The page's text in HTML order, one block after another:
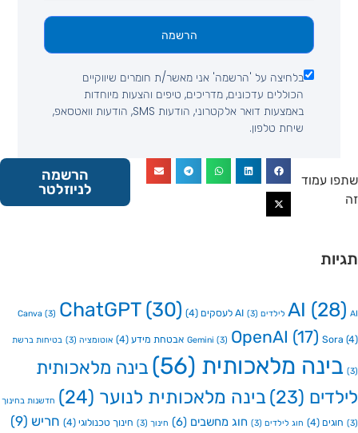
בלחיצה על 'הרשמה' אני מאשר/ת חומרים שיווקיים
הכוללים עדכונים, מדריכים, טיפים והצעות מיוחדות
באמצעות דואר אלקטרוני, הודעות SMS, הודעות וואטסאפ,
שיחת טלפון.
הרשמה
עמוד
הרשמה
לניוזלטר
AI
(3) AI לעסקים (4)
Canva(3) ChatGPT(30)
Gemini(3) OpenAI(17) אבטחת מידע (4) אוטומציה(3) בטיחות ברשת
מלאכותית(56)
בינה מלאכותית
(23) בינה מלאכותית לנוער(24) חדשנות בחינוך
(4) חוג לילדים(3) חוג מחשבים(6) חינוך (3) חינוך טכנולוגי(4) חריש(9)